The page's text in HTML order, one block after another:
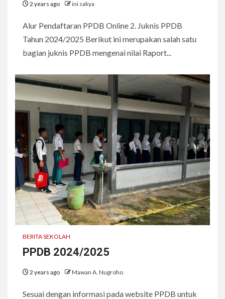
2 years ago ini sakya
Alur Pendaftaran PPDB Online 2. Juknis PPDB
Tahun 2024/2025 Berikut ini merupakan salah satu
bagian juknis PPDB mengenai nilai Raport...
BERITA SEKOLAH
PPDB 2024/2025
2 years ago Mawan A. Nugroho
Sesuai dengan informasi pada website PPDB untuk